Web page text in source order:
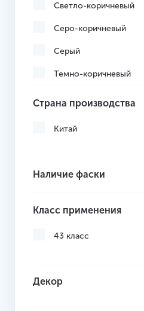
Светло-коричневый
Серо-коричневый
Серый
Темно-коричневый
Страна производства
Китай
Наличие фаски
Класс применения
43 класс
Декор